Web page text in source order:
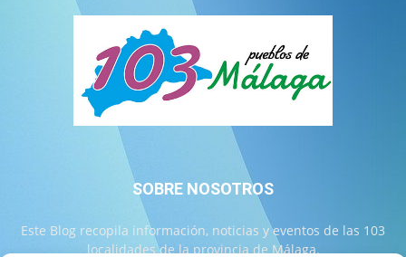
SOBRE NOSOTROS
Este Blog recopila información, noticias y eventos de las 103
localidades de la provincia de Málaga.